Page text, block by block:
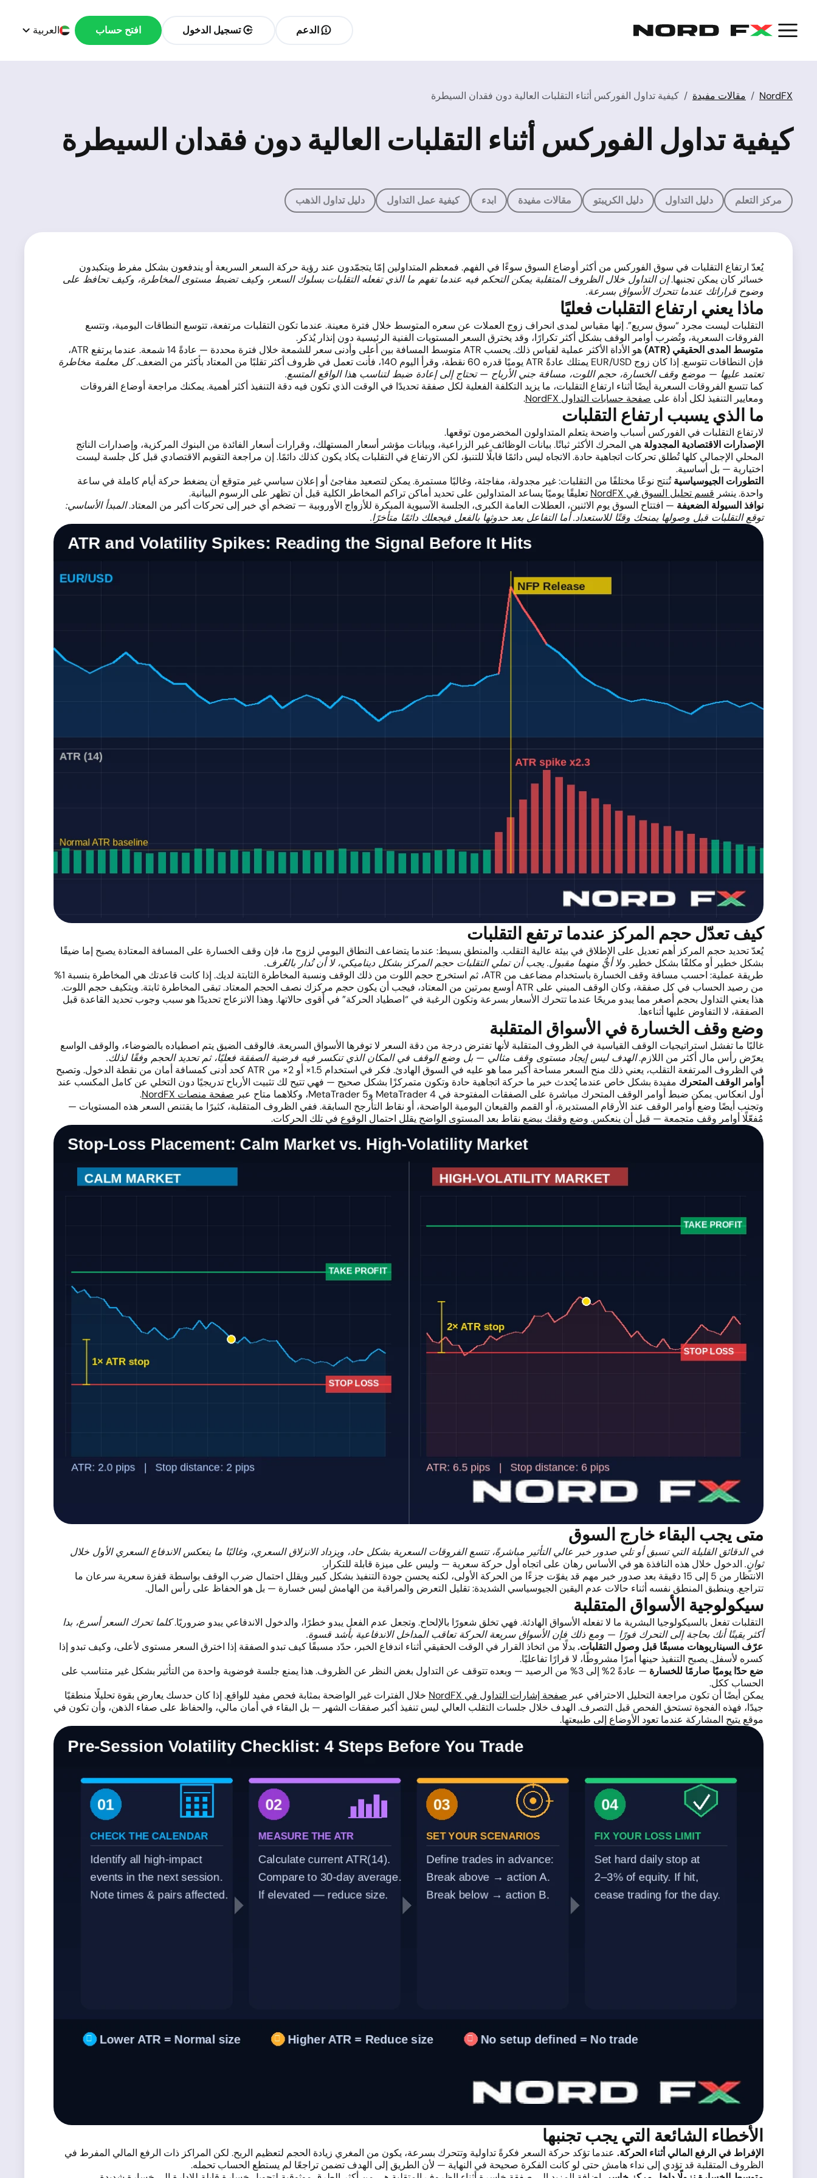
الدعم تسجيل الدخول افتح حساب العربية
NordFX مقالات مفيدة كيفية تداول الفوركس أثناء التقلبات العالية دون فقدان السيطرة
كيفية تداول الفوركس أثناء التقلبات العالية دون فقدان السيطرة
مركز التعلم دليل التداول دليل الكريبتو مقالات مفيدة ابدء كيفية عمل التداول دليل تداول الذهب
يُعدّ ارتفاع التقلبات في سوق الفوركس من أكثر أوضاع السوق سوءًا في الفهم. فمعظم المتداولين إمّا يتجمّدون عند رؤية حركة السعر السريعة أو يندفعون بشكل مفرط ويتكبدون
خسائر كان يمكن تجنبها.إن التداول خلال الظروف المتقلبة يمكن التحكم فيه عندما تفهم ما الذي تفعله التقلبات بسلوك السعر، وكيف تضبط مستوى المخاطرة، وكيف تحافظ على
وضوح قراراتك عندما تتحرك الأسواق بسرعة.
ماذا يعني ارتفاع التقلبات فعليًا
التقلبات ليست مجرد “سوق سريع”. إنها مقياس لمدى انحراف زوج العملات عن سعره المتوسط خلال فترة معينة. عندما تكون التقلبات مرتفعة، تتوسع النطاقات اليومية، وتتسع
الفروقات السعرية، وتُضرب أوامر الوقف بشكل أكثر تكرارًا، وقد يخترق السعر المستويات الفنية الرئيسية دون إنذار يُذكر.
متوسط المدى الحقيقي (ATR)
هو الأداة الأكثر عملية لقياس ذلك. يحسب ATR متوسط المسافة بين أعلى وأدنى سعر للشمعة خلال فترة محددة — عادةً 14 شمعة. عندما يرتفع ATR،
فإن النطاقات تتوسع. إذا كان زوج EUR/USD يمتلك عادةً ATR يوميًا قدره 60 نقطة، وقرأ اليوم 140، فأنت تعمل في ظروف أكثر تقلبًا من المعتاد بأكثر من الضعف.
كل معلمة مخاطرة
تعتمد عليها — موضع وقف الخسارة، حجم اللوت، مسافة جني الأرباح — تحتاج إلى إعادة ضبط لتناسب هذا الواقع المتسع.
كما تتسع الفروقات السعرية أيضًا أثناء ارتفاع التقلبات، ما يزيد التكلفة الفعلية لكل صفقة تحديدًا في الوقت الذي تكون فيه دقة التنفيذ أكثر أهمية. يمكنك مراجعة أوضاع الفروقات
ومعايير التنفيذ لكل أداة على صفحة حسابات التداول NordFX .
ما الذي يسبب ارتفاع التقلبات
لارتفاع التقلبات في الفوركس أسباب واضحة يتعلم المتداولون المخضرمون توقعها.
الإصدارات الاقتصادية المجدولة هي المحرك الأكثر ثباتًا. بيانات الوظائف غير الزراعية، وبيانات مؤشر أسعار المستهلك، وقرارات أسعار الفائدة من البنوك المركزية، وإصدارات الناتج
المحلي الإجمالي كلها تُطلق تحركات اتجاهية حادة. الاتجاه ليس دائمًا قابلًا للتنبؤ، لكن الارتفاع في التقلبات يكاد يكون كذلك دائمًا. إن مراجعة التقويم الاقتصادي قبل كل جلسة ليست
اختيارية — بل أساسية.
التطورات الجيوسياسيةتُنتج نوعًا مختلفًا من التقلبات: غير مجدولة، مفاجئة، وغالبًا مستمرة. يمكن لتصعيد مفاجئ أو إعلان سياسي غير متوقع أن يضغط حركة أيام كاملة في ساعة
واحدة. ينشر قسم تحليل السوق في NordFX
تعليقًا يوميًا يساعد المتداولين على تحديد أماكن تراكم المخاطر الكلية قبل أن تظهر على الرسوم البيانية.
نوافذ السيولة الضعيفة — افتتاح السوق يوم الاثنين، العطلات العامة الكبرى، الجلسة الآسيوية المبكرة للأزواج الأوروبية — تضخم أي خبر إلى تحركات أكبر من المعتاد.المبدأ الأساسي:
توقع التقلبات قبل وصولها يمنحك وقتًا للاستعداد. أما التفاعل بعد حدوثها بالفعل فيجعلك دائمًا متأخرًا.
كيف تعدّل حجم المركز عندما ترتفع التقلبات
يُعدّ تحديد حجم المركز أهم تعديل على الإطلاق في بيئة عالية التقلب. والمنطق بسيط: عندما يتضاعف النطاق اليومي لزوج ما، فإن وقف الخسارة على المسافة المعتادة يصبح إما ضيقًا
بشكل خطير أو مكلفًا بشكل خطير. ولا أيٌّ منهما مقبول. يجب أن تملي التقلبات حجم المركز بشكل ديناميكي، لا أن تُدار بالعُرف.
طريقة عملية: احسب مسافة وقف الخسارة باستخدام مضاعف من ATR، ثم استخرج حجم اللوت من ذلك الوقف ونسبة المخاطرة الثابتة لديك. إذا كانت قاعدتك هي المخاطرة بنسبة 1%
من رصيد الحساب في كل صفقة، وكان الوقف المبني على ATR أوسع بمرتين من المعتاد، فيجب أن يكون حجم مركزك نصف الحجم المعتاد. تبقى المخاطرة ثابتة. ويتكيف حجم اللوت.
هذا يعني التداول بحجم أصغر مما يبدو مريحًا عندما تتحرك الأسعار بسرعة وتكون الرغبة في “اصطياد الحركة” في أقوى حالاتها. وهذا الانزعاج تحديدًا هو سبب وجوب تحديد القاعدة قبل
الصفقة، لا التفاوض عليها أثناءها.
وضع وقف الخسارة في الأسواق المتقلبة
غالبًا ما تفشل استراتيجيات الوقف القياسية في الظروف المتقلبة لأنها تفترض درجة من دقة السعر لا توفرها الأسواق السريعة. فالوقف الضيق يتم اصطياده بالضوضاء، والوقف الواسع
يعرّض رأس مال أكثر من اللازم.الهدف ليس إيجاد مستوى وقف مثالي — بل وضع الوقف في المكان الذي تنكسر فيه فرضية الصفقة فعليًا، ثم تحديد الحجم وفقًا لذلك.
في الظروف المرتفعة التقلب، يعني ذلك منح السعر مساحة أكبر مما هو عليه في السوق الهادئ. فكر في استخدام 1.5× أو 2× من ATR كحد أدنى كمسافة أمان من نقطة الدخول. وتصبح
أوامر الوقف المتحرك مفيدة بشكل خاص عندما يُحدث خبر ما حركة اتجاهية حادة وتكون متمركزًا بشكل صحيح — فهي تتيح لك تثبيت الأرباح تدريجيًا دون التخلي عن كامل المكسب عند
أول انعكاس. يمكن ضبط أوامر الوقف المتحرك مباشرة على الصفقات المفتوحة في MetaTrader 4 وMetaTrader 5، وكلاهما متاح عبر
صفحة منصات NordFX
.
وتجنب أيضًا وضع أوامر الوقف عند الأرقام المستديرة، أو القمم والقيعان اليومية الواضحة، أو نقاط التأرجح السابقة. ففي الظروف المتقلبة، كثيرًا ما يقتنص السعر هذه المستويات —
مُفعّلًا أوامر وقف متجمعة — قبل أن ينعكس. وضع وقفك ببضع نقاط بعد المستوى الواضح يقلل احتمال الوقوع في تلك الحركات.
متى يجب البقاء خارج السوق
في الدقائق القليلة التي تسبق أو تلي صدور خبر عالي التأثير مباشرةً، تتسع الفروقات السعرية بشكل حاد، ويزداد الانزلاق السعري، وغالبًا ما ينعكس الاندفاع السعري الأول خلال
ثوانٍ. الدخول خلال هذه النافذة هو في الأساس رهان على اتجاه أول حركة سعرية — وليس على ميزة قابلة للتكرار.
الانتظار من 5 إلى 15 دقيقة بعد صدور خبر مهم قد يفوّت جزءًا من الحركة الأولى، لكنه يحسن جودة التنفيذ بشكل كبير ويقلل احتمال ضرب الوقف بواسطة قفزة سعرية سرعان ما
تتراجع. وينطبق المنطق نفسه أثناء حالات عدم اليقين الجيوسياسي الشديدة: تقليل التعرض والمراقبة من الهامش ليس خسارة — بل هو الحفاظ على رأس المال.
سيكولوجية الأسواق المتقلبة
التقلبات تفعل بالسيكولوجيا البشرية ما لا تفعله الأسواق الهادئة. فهي تخلق شعورًا بالإلحاح. وتجعل عدم الفعل يبدو خطرًا، والدخول الاندفاعي يبدو ضروريًا.كلما تحرك السعر أسرع، بدا
أكثر يقينًا أنك بحاجة إلى التحرك فورًا — ومع ذلك فإن الأسواق سريعة الحركة تعاقب المداخل الاندفاعية بأشد قسوة.
عرّف السيناريوهات مسبقًا قبل وصول التقلبات. بدلًا من اتخاذ القرار في الوقت الحقيقي أثناء اندفاع الخبر، حدّد مسبقًا كيف تبدو الصفقة إذا اخترق السعر مستوى لأعلى، وكيف تبدو إذا
كسره لأسفل. يصبح التنفيذ حينها أمرًا مشروطًا، لا قرارًا تفاعليًا.
ضع حدًا يوميًا صارمًا للخسارة
— عادةً 2% إلى 3% من الرصيد — وبعده تتوقف عن التداول بغض النظر عن الظروف. هذا يمنع جلسة فوضوية واحدة من التأثير بشكل غير متناسب على
الحساب ككل.
يمكن أيضًا أن تكون مراجعة التحليل الاحترافي عبر صفحة إشارات التداول في NordFX
خلال الفترات غير الواضحة بمثابة فحص مفيد للواقع. إذا كان حدسك يعارض بقوة تحليلًا منطقيًا
جيدًا، فهذه الفجوة تستحق الفحص قبل التصرف. الهدف خلال جلسات التقلب العالي ليس تنفيذ أكبر صفقات الشهر — بل البقاء في أمان مالي، والحفاظ على صفاء الذهن، وأن تكون في
موقع يتيح المشاركة عندما تعود الأوضاع إلى طبيعتها.
الأخطاء الشائعة التي يجب تجنبها
الإفراط في الرفع المالي أثناء الحركة. عندما تؤكد حركة السعر فكرةً تداولية وتتحرك بسرعة، يكون من المغري زيادة الحجم لتعظيم الربح. لكن المراكز ذات الرفع المالي المفرط في
الظروف المتقلبة قد تؤدي إلى نداء هامش حتى لو كانت الفكرة صحيحة في النهاية — لأن الطريق إلى الهدف تضمن تراجعًا لم يستطع الحساب تحمله.